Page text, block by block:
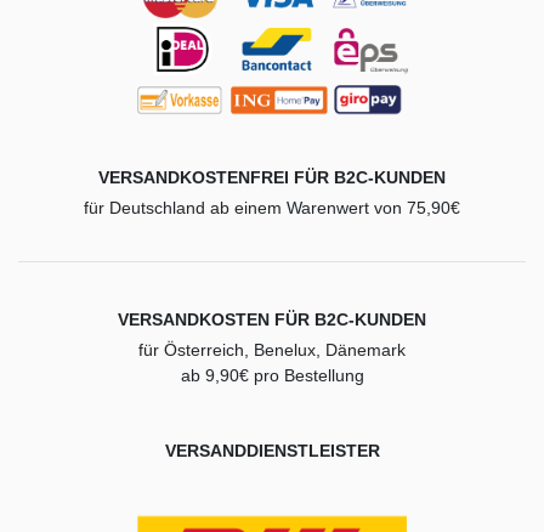
VERSANDKOSTENFREI FÜR B2C-KUNDEN
für Deutschland ab einem Warenwert von 75,90€
VERSANDKOSTEN FÜR B2C-KUNDEN
für Österreich, Benelux, Dänemark
ab 9,90€ pro Bestellung
VERSANDDIENSTLEISTER